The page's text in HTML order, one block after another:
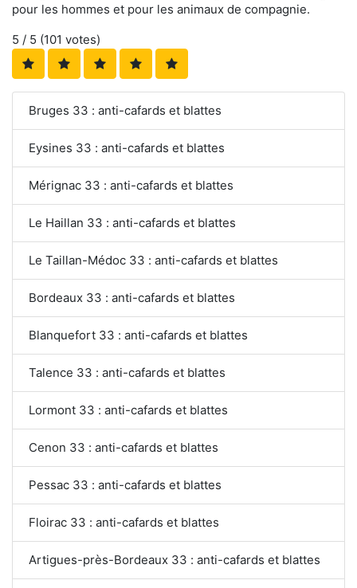
pour les hommes et pour les animaux de compagnie.
5 / 5 (101 votes)
Bruges 33 : anti-cafards et blattes
Eysines 33 : anti-cafards et blattes
Mérignac 33 : anti-cafards et blattes
Le Haillan 33 : anti-cafards et blattes
Le Taillan-Médoc 33 : anti-cafards et blattes
Bordeaux 33 : anti-cafards et blattes
Blanquefort 33 : anti-cafards et blattes
Talence 33 : anti-cafards et blattes
Lormont 33 : anti-cafards et blattes
Cenon 33 : anti-cafards et blattes
Pessac 33 : anti-cafards et blattes
Floirac 33 : anti-cafards et blattes
Artigues-près-Bordeaux 33 : anti-cafards et blattes